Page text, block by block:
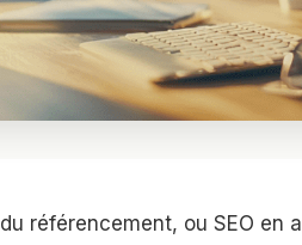
référencement, ou SEO